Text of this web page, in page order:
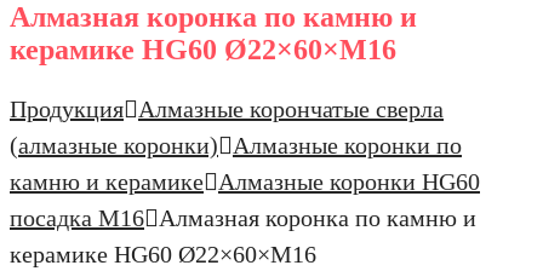
Алмазная коронка по камню и
керамике HG60 Ø22×60×М16
Продукция
Алмазные корончатые сверла
(алмазные коронки)
Алмазные коронки по
камню и керамике
Алмазные коронки HG60
посадка М16
Алмазная коронка по камню и
керамике HG60 Ø22×60×М16